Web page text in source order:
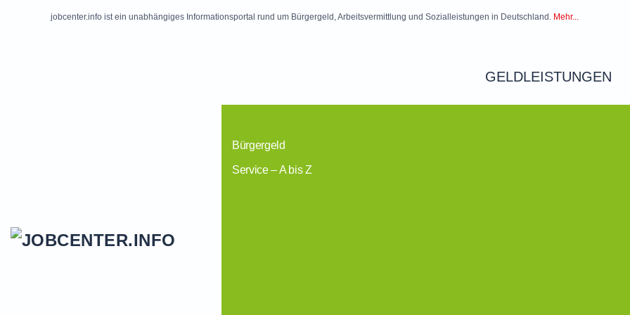
jobcenter.info ist ein unabhängiges Informationsportal rund um Bürgergeld, Arbeitsvermittlung und Sozialleistungen in Deutschland. Mehr...
GELDLEISTUNGEN
Bürgergeld
Service – A bis Z